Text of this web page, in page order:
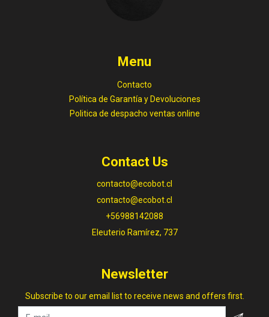
Menu
Contacto
Política de Garantía y Devoluciones
Politica de despacho ventas online
Contact Us
contacto@ecobot.cl
contacto@ecobot.cl
+56988142088
Eleuterio Ramírez, 737
Newsletter
Subscribe to our email list to receive news and offers first.